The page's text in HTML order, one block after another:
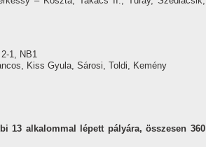
1, NB1
Kiss Gyula, Sárosi, Toldi, Kemény
13 alkalommal lépett pályára, összesen 360